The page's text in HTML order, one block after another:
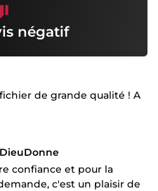
négatif
de grande qualité ! A
confiance et pour la
c'est un plaisir de